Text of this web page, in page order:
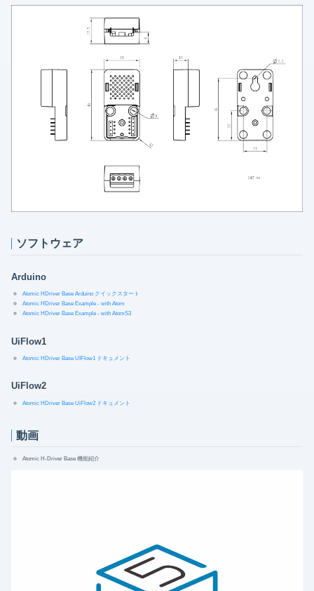
ソフトウェア
Arduino
Atomic HDriver Base Arduino クイックスタート
Atomic HDriver Base Example - with Atom
Atomic HDriver Base Example - with AtomS3
UiFlow1
Atomic HDriver Base UIFlow1 ドキュメント
UiFlow2
Atomic HDriver Base UiFlow2 ドキュメント
動画
Atomic H-Driver Base 機能紹介